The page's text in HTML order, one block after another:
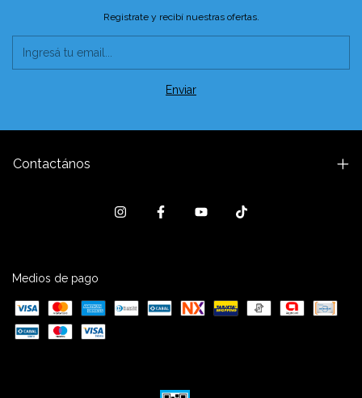
Registrate y recibí nuestras ofertas.
Contactános
Medios de pago